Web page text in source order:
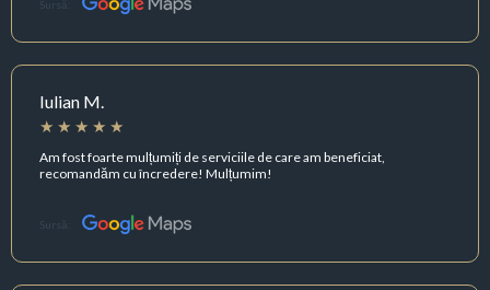
Sursă:
Iulian M.
Am fost foarte mulțumiți de serviciile de care am beneficiat,
recomandăm cu încredere! Mulțumim!
Sursă: